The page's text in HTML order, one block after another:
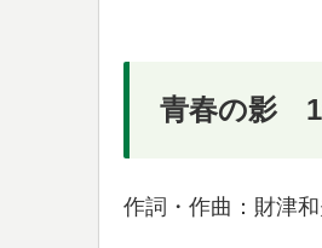
青春の影
作詞・作曲：財津